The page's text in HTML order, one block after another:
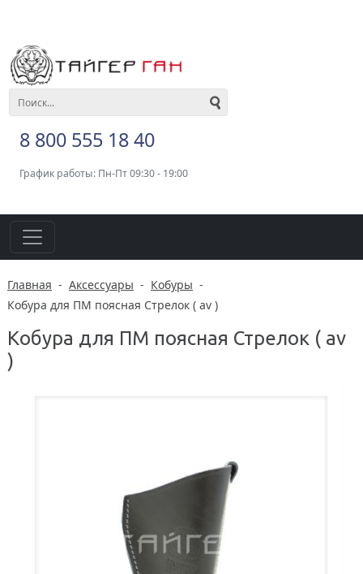
8 800 555 18 40
График работы: Пн-Пт 09:30 - 19:00
Главная - Аксессуары - Кобуры -
Кобура для ПМ поясная Стрелок ( av )
Кобура для ПМ поясная Стрелок ( av
)